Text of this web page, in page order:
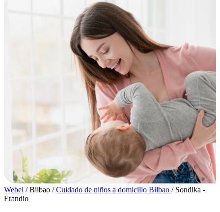
Webel / Bilbao / Cuidado de niños a domicilio Bilbao / Sondika -
Erandio